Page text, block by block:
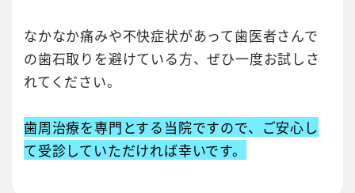
なかなか痛みや不快症状があって歯医者さんで
の歯石取りを避けている方、ぜひ一度お試しさ
れてください。
歯周治療を専門とする当院ですので、ご安心し
て受診していただければ幸いです。